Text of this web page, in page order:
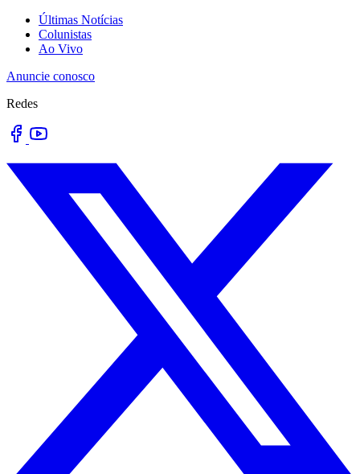
Últimas Notícias
Colunistas
Ao Vivo
Anuncie conosco
Redes